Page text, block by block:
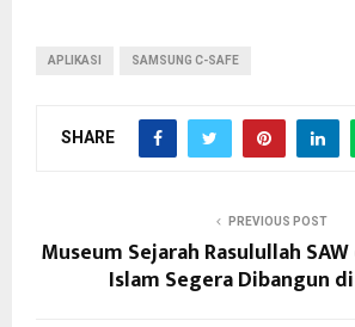
APLIKASI SAMSUNG C-SAFE
SHARE
PREVIOUS POST
Museum Sejarah Rasulullah
Islam Segera Dibangun